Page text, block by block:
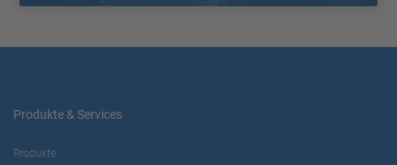
Produkte & Services
Produkte